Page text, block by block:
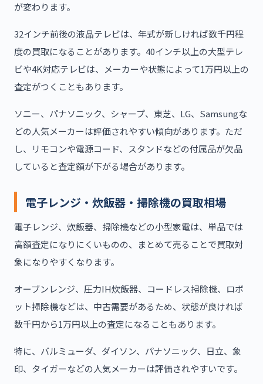
が変わります。
32インチ前後の液晶テレビは、年式が新しければ数千円程
度の買取になることがあります。40インチ以上の大型テレ
ビや4K対応テレビは、メーカーや状態によって1万円以上の
査定がつくこともあります。
ソニー、パナソニック、シャープ、東芝、LG、Samsungな
どの人気メーカーは評価されやすい傾向があります。ただ
し、リモコンや電源コード、スタンドなどの付属品が欠品
していると査定額が下がる場合があります。
電子レンジ・炊飯器・掃除機の買取相場
電子レンジ、炊飯器、掃除機などの小型家電は、単品では
高額査定になりにくいものの、まとめて売ることで買取対
象になりやすくなります。
オーブンレンジ、圧力IH炊飯器、コードレス掃除機、ロボ
ット掃除機などは、中古需要があるため、状態が良ければ
数千円から1万円以上の査定になることもあります。
特に、バルミューダ、ダイソン、パナソニック、日立、象
印、タイガーなどの人気メーカーは評価されやすいです。